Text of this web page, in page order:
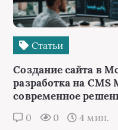
Статьи
Создание сайта в
разработка на
современное
0 0 4 мин.